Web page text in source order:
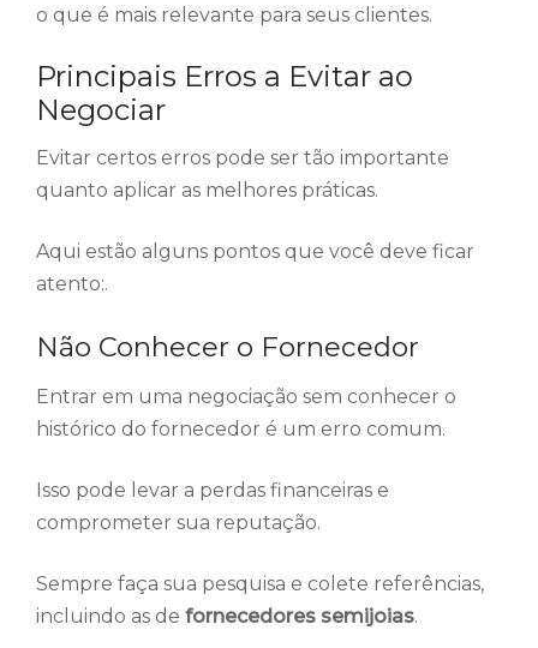
o que é mais relevante para seus clientes.
Principais Erros a Evitar ao
Negociar
Evitar certos erros pode ser tão importante
quanto aplicar as melhores práticas.
Aqui estão alguns pontos que você deve ficar
atento:.
Não Conhecer o Fornecedor
Entrar em uma negociação sem conhecer o
histórico do fornecedor é um erro comum.
Isso pode levar a perdas financeiras e
comprometer sua reputação.
Sempre faça sua pesquisa e colete referências,
incluindo as de fornecedores semijoias.